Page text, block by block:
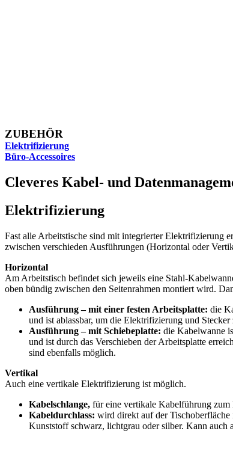
ZUBEHÖR
Elektrifizierung
Büro-Accessoires
Cleveres Kabel- und
Elektrifizierung
Fast alle Arbeitstische sind mit integrierter Elektrifizierung
zwischen verschieden Ausführungen (Horizontal oder
Horizontal
Am Arbeitstisch befindet sich jeweils eine Stahl-
oben bündig zwischen den Seitenrahmen montiert wird.
Ausführung – mit einer festen Arbeitsplatte: die
und ist ablassbar, um die Elektrifizierung und Stecker
Ausführung – mit Schiebeplatte: die Kabelwanne
und ist durch das Verschieben der Arbeitsplatte
sind ebenfalls möglich.
Vertikal
Auch eine vertikale Elektrifizierung ist möglich.
Kabelschlange, für eine vertikale Kabelführung zum
Kabeldurchlass: wird direkt auf der
Kunststoff schwarz, lichtgrau oder silber. Kann auch